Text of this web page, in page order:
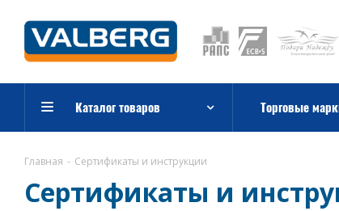
Каталог товаров Торговые
Главная - Сертификаты и инструкции
Сертификаты и